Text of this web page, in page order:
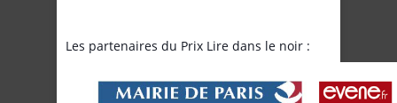
Les partenaires du Prix Lire dans le noir :